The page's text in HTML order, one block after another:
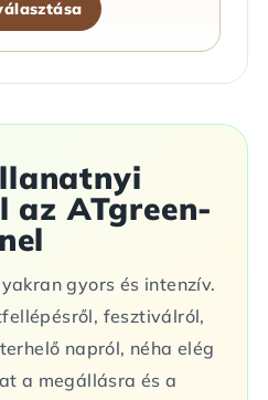
az ATgreen-
nel
gyors és intenzív.
fesztiválról,
napról, néha elég
a megállásra és a